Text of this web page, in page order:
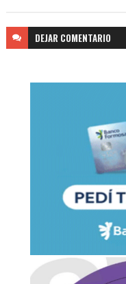
DEJAR COMENTARIO